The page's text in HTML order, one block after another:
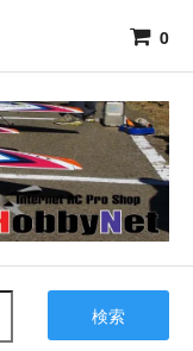
0
検索